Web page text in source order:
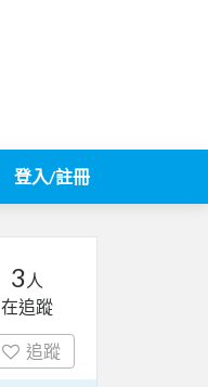
登入/註冊
3 人
在追蹤
追蹤